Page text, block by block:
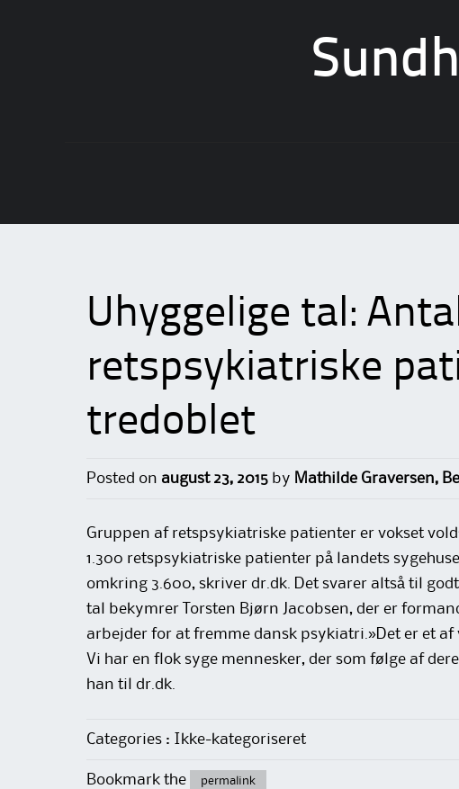
content
Uhyggelige tal:
retspsykiatriske
tredoblet
Posted on august 23, 2015 by Mathilde Graversen,
Gruppen af retspsykiatriske patienter er vokset
1.300 retspsykiatriske patienter på landets
omkring 3.600, skriver dr.dk. Det svarer altså til
tal bekymrer Torsten Bjørn Jacobsen, der er
arbejder for at fremme dansk psykiatri.»Det er et
Vi har en flok syge mennesker, der som følge af
han til dr.dk.
Categories : Ikke-kategoriseret
Bookmark the permalink